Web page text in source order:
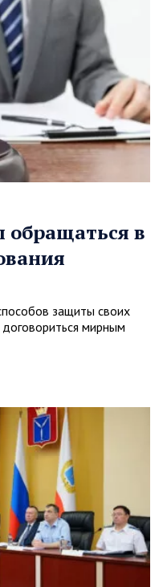
обращаться в
защиты своих
мирным